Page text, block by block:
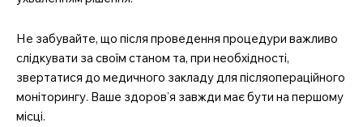
Не забувайте, що після проведення процедури важливо
слідкувати за своїм станом та, при необхідності,
звертатися до медичного закладу для післяопераційного
моніторингу. Ваше здоров’я завжди має бути на першому
місці.